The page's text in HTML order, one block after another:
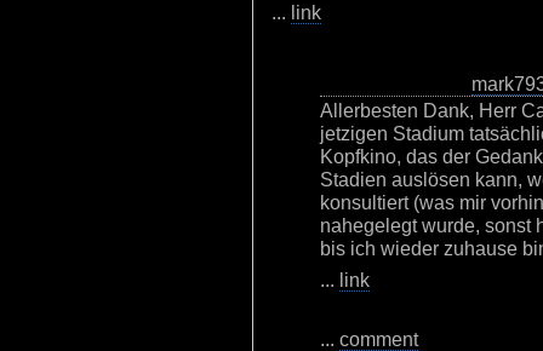
... link
Allerbesten Dank, Herr
jetzigen Stadium
Kopfkino, das der
Stadien auslösen kann,
konsultiert (was mir
nahegelegt wurde, sonst
bis ich wieder zuhause
... link
... comment